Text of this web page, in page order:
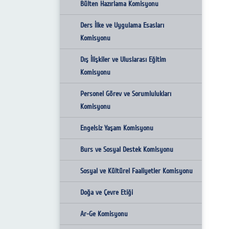
Bülten Hazırlama Komisyonu
Ders İlke ve Uygulama Esasları
Komisyonu
Dış İlişkiler ve Uluslarası Eğitim
Komisyonu
Personel Görev ve Sorumlulukları
Komisyonu
Engelsiz Yaşam Komisyonu
Burs ve Sosyal Destek Komisyonu
Sosyal ve Kültürel Faaliyetler Komisyonu
Doğa ve Çevre Etiği
Ar-Ge Komisyonu